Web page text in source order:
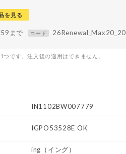
を見る
まで コード 26Renewal_Max20_20
です。注文後の適用はできません。
IN1102BW007779
IGPO53528E OK
ing （イング）